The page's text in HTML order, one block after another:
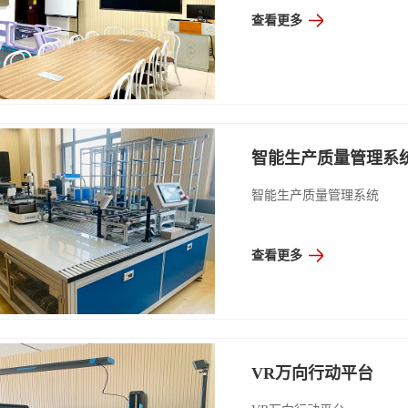
查看更多
智能生产质量管理系
智能生产质量管理系统
查看更多
VR万向行动平台